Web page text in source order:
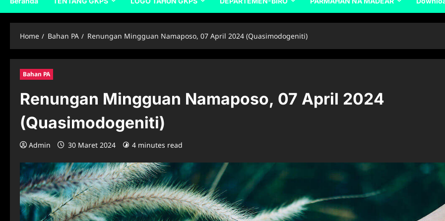
Home Bahan PA Renungan Mingguan Namaposo, 07 April 2024 (Quasimodogeniti)
Bahan PA
Renungan Mingguan Namaposo, 07 April 2024
(Quasimodogeniti)
Admin 30 Maret 2024 4 minutes read